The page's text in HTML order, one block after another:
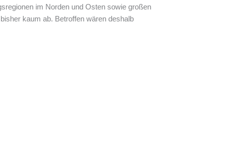
im Norden und Osten sowie großen
kaum ab. Betroffen wären deshalb